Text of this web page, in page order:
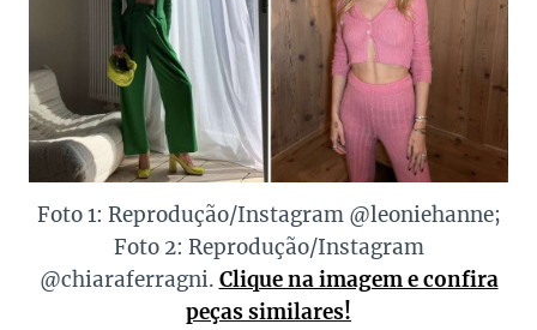
Foto 1: Reprodução/Instagram @leoniehanne;
Foto 2: Reprodução/Instagram
@chiaraferragni. Clique na imagem e confira
peças similares!